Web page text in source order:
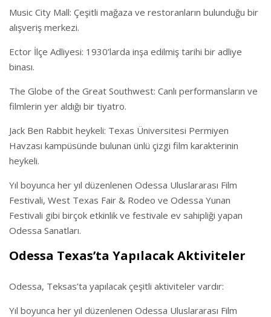
Music City Mall: Çeşitli mağaza ve restoranların bulunduğu bir
alışveriş merkezi.
Ector İlçe Adliyesi: 1930’larda inşa edilmiş tarihi bir adliye
binası.
The Globe of the Great Southwest: Canlı performansların ve
filmlerin yer aldığı bir tiyatro.
Jack Ben Rabbit heykeli: Texas Üniversitesi Permiyen
Havzası kampüsünde bulunan ünlü çizgi film karakterinin
heykeli.
Yıl boyunca her yıl düzenlenen Odessa Uluslararası Film
Festivali, West Texas Fair & Rodeo ve Odessa Yunan
Festivali gibi birçok etkinlik ve festivale ev sahipliği yapan
Odessa Sanatları.
Odessa Texas’ta Yapılacak Aktiviteler
Odessa, Teksas’ta yapılacak çeşitli aktiviteler vardır:
Yıl boyunca her yıl düzenlenen Odessa Uluslararası Film